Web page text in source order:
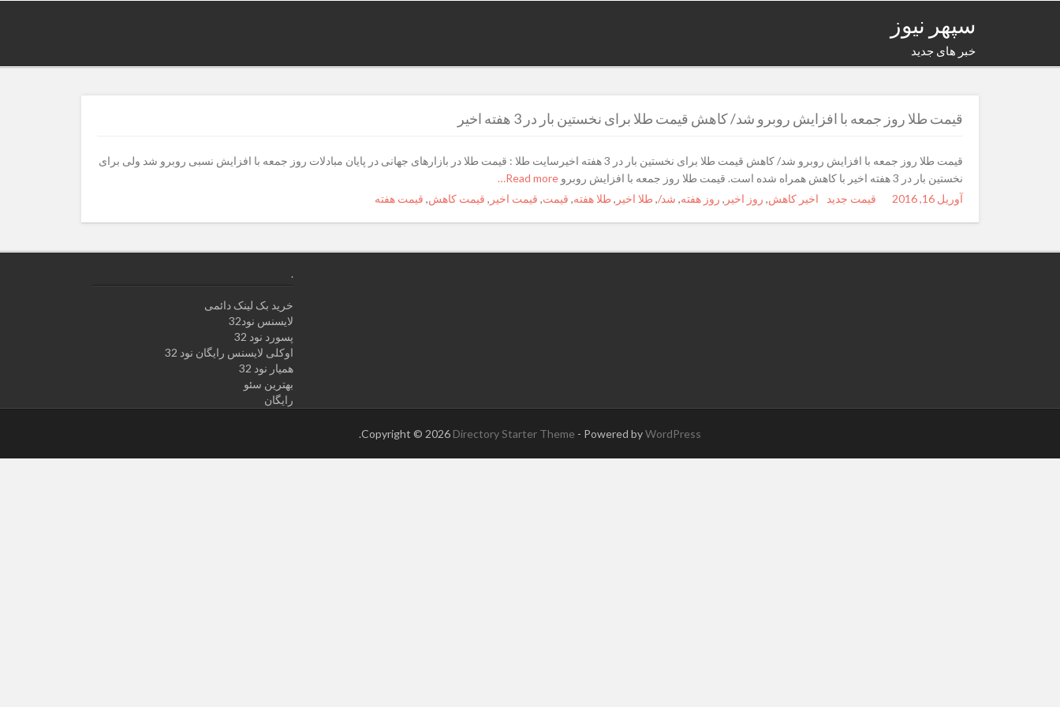
سپهر نیوز
خبر های جدید
قیمت طلا روز جمعه با افزایش روبرو شد/ کاهش قیمت طلا برای نخستین بار در 3 هفته اخیر
قیمت طلا روز جمعه با افزایش روبرو شد/ کاهش قیمت طلا برای نخستین بار در 3 هفته اخیرسایت طلا : قیمت طلا در بازارهای جهانی در پایان مبادلات روز جمعه با افزایش نسبی روبرو شد ولی برای
نخستین بار در 3 هفته اخیر با کاهش همراه شده است. قیمت طلا روز جمعه با افزایش روبرو
Posted
آوریل 16, 2016 Author
Categories
قیمت جدید Tags
اخیر کاهش, روز اخیر , روز هفته, شد/,طلا اخیر ,طلا هفته, قیمت, قیمت اخیر , قیمت کاهش, قیمت هفته
.
خرید بک لینک دائمی
لایسنس نود32
پسورد نود 32
اوکلی لایسنس رایگان نود 32
همیار نود 32
بهترین سئو
رایگان
Copyright © 2026 Directory Starter Theme - Powered byWordPress
.